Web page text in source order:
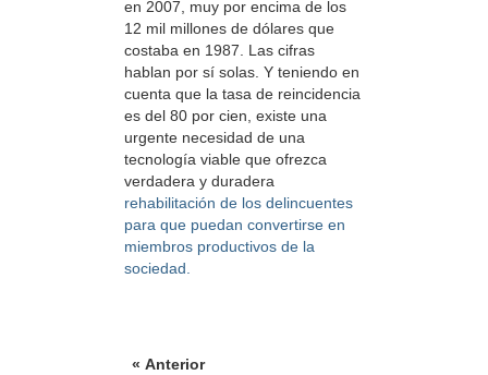
en 2007, muy por encima de los
12 mil millones de dólares que
costaba en 1987. Las cifras
hablan por sí solas. Y teniendo en
cuenta que la tasa de reincidencia
es del 80 por cien, existe una
urgente necesidad de una
tecnología viable que ofrezca
verdadera y duradera
rehabilitación de los delincuentes
para que puedan convertirse en
miembros productivos de la
sociedad.
« Anterior